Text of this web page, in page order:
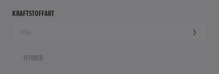
KRAFTSTOFFART
HYBRID